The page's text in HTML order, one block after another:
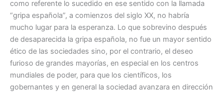
como referente lo sucedido en ese sentido con la llamada
“gripa española”, a comienzos del siglo XX, no habría
mucho lugar para la esperanza. Lo que sobrevino después
de desaparecida la gripa española, no fue un mayor sentido
ético de las sociedades sino, por el contrario, el deseo
furioso de grandes mayorías, en especial en los centros
mundiales de poder, para que los científicos, los
gobernantes y en general la sociedad avanzara en dirección